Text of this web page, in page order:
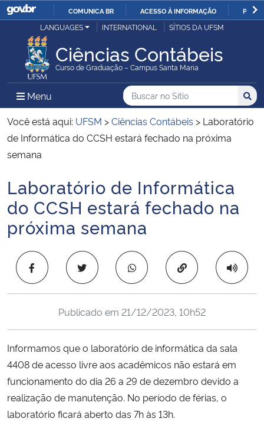
IR
O
COMUNICA BR ACESSO À INFORMAÇÃO
Ministério da Justiça e Segurança Pública
Ministério da Defesa
Ministério das Relações Exteriores
Ministério da Infraestrutura
Ministério da Agricultura, Pecuária e Abastecimento
Ministério da Cidadania
Ministério da Ciência, Tecnologia, Inovações e Comunicações
Ministério do Meio Ambiente
LANGUAGES INTERNATIONAL SÍTIOS DA UFSM
Ciências Contábeis
Curso de Graduação – Campus Santa Maria
Menu Menu Principal do Sítio
Busca
Buscar no no Sítio
Busca:
Você está aqui: UFSM >Ciências Contábeis > Laboratório
de Informática do CCSH estará fechado na próxima
semana
Início do conteúdo
Laboratório de Informática
do CCSH estará fechado na
próxima semana
Copiar para área
Publicado em 21/12/2023, 10h52
Informamos que o laboratório de informática da sala
4408 de acesso livre aos acadêmicos não estará em
funcionamento do dia 26 a 29 de dezembro devido a
realização de manutenção. No período de férias, o
laboratório ficará aberto das 7h às 13h.